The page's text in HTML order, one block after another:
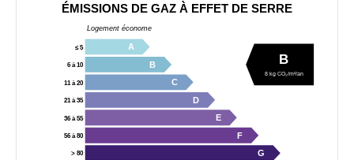
ÉMISSIONS DE GAZ À EFFET DE SERRE
Logement économe
≤ 5 A
6 à 10 B
11 à 20 C
21 à 35 D
36 à 55 E
56 à 80 F
> 80 G
B
8 kg CO₂/m²/an